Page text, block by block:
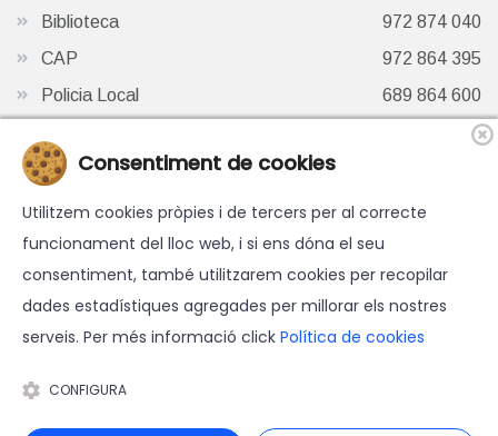
Biblioteca
972 874 040
CAP
972 864 395
Policia Local
689 864 600
972 87 41 65
© 2026 Ajuntament d'Hostalric - Tots els drets reservats.
Avís legal
Consentiment de cookies
Utilitzem cookies pròpies i de tercers per al correcte
funcionament del lloc web, i si ens dóna el seu
consentiment, també utilitzarem cookies per recopilar
dades estadístiques agregades per millorar els nostres
serveis. Per més informació click Política de cookies
CONFIGURA